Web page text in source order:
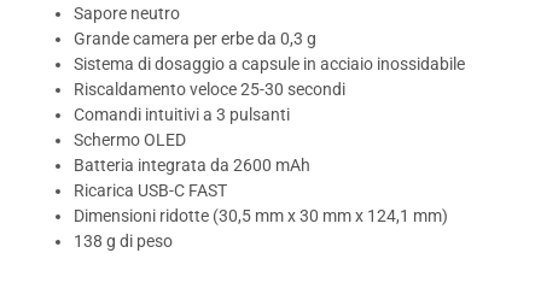
Sapore neutro
Grande camera per erbe da 0,3 g
Sistema di dosaggio a capsule in acciaio inossidabile
Riscaldamento veloce 25-30 secondi
Comandi intuitivi a 3 pulsanti
Schermo OLED
Batteria integrata da 2600 mAh
Ricarica USB-C FAST
Dimensioni ridotte (30,5 mm x 30 mm x 124,1 mm)
138 g di peso